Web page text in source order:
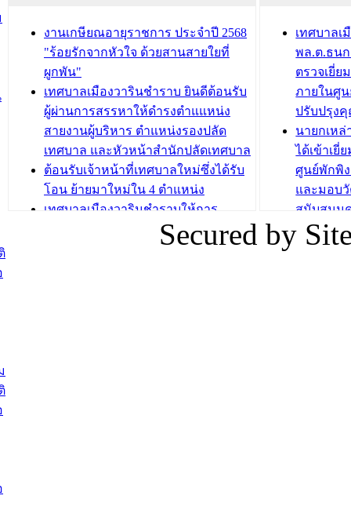
กองสวัสดิการสังคม เทศบาลเมือง
วารินชำราบ จัดโครงการอบรมอาชีพ
ระยะสั้น ประจำปี 2568 (หลักสูตรการ
ถักทอผลิตภัณฑ์จากถุงพลาสติก)
บทความ อื่นๆ ...
ถนนแก่เ
เด็กเล็ก
เทศบาลเ
ปรึกษาห
วัยของอ
บทความ อื่นๆ ...
งานเกษียณอายุราชการ ประจำปี 2568
"ร้อยรักจากหัวใจ ด้วยสานสายใยที่
ผูกพัน"
เทศบาลเมืองวารินชำราบ ยินดีต้อนรับ
ผู้ผ่านการสรรหาให้ดำรงตำแแหน่ง
สายงานผู้บริหาร ตำแหน่งรองปลัด
เทศบาล และหัวหน้าสำนักปลัดเทศบาล
ต้อนรับเจ้าหน้าที่เทศบาลใหม่ซึ่งได้รับ
โอน ย้ายมาใหม่ใน 4 ตำแหน่ง
เทศบาลเมืองวารินชำราบให้การ
ต้อนรับพนักงานเทศบาลผู้ผ่านการ
สรรหาให้ดำรงตำแหน่งสายงานผู้
เทศบาลเ
พล.ต.ธน
ตรวจเยี่ย
ภายในศู
ปรับปรุง
นายกเห
ได้เข้าเยี่
ศูนย์พักพิ
และมอบ
สนับสนุน
ภัยน้ำท่วม
ภาพบรร
Secured by